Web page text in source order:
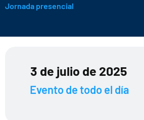
Jornada presencial
3 de julio de 2025
Evento de todo el día